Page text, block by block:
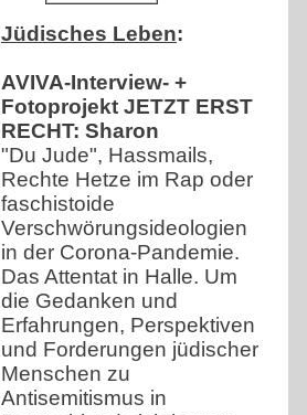
Jüdisches Leben:
AVIVA-Interview- +
Fotoprojekt JETZT ERST
RECHT: Sharon
"Du Jude", Hassmails,
Rechte Hetze im Rap oder
faschistoide
Verschwörungsideologien
in der Corona-Pandemie.
Das Attentat in Halle. Um
die Gedanken und
Erfahrungen, Perspektiven
und Forderungen jüdischer
Menschen zu
Antisemitismus in